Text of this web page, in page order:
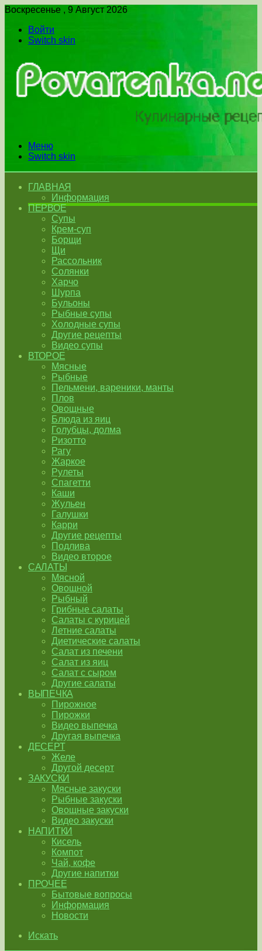
Воскресенье , 9 Август 2026
Войти
Switch skin
Меню
Switch skin
ГЛАВНАЯ
Информация
ПЕРВОЕ
Супы
Крем-суп
Борщи
Щи
Рассольник
Солянки
Харчо
Шурпа
Бульоны
Рыбные супы
Холодные супы
Другие рецепты
Видео супы
ВТОРОЕ
Мясные
Рыбные
Пельмени, вареники, манты
Плов
Овощные
Блюда из яиц
Голубцы, долма
Ризотто
Рагу
Жаркое
Рулеты
Спагетти
Каши
Жульен
Галушки
Карри
Другие рецепты
Подлива
Видео второе
САЛАТЫ
Мясной
Овощной
Рыбный
Грибные салаты
Салаты с курицей
Летние салаты
Диетические салаты
Салат из печени
Салат из яиц
Салат с сыром
Другие салаты
ВЫПЕЧКА
Пирожное
Пирожки
Видео выпечка
Другая выпечка
ДЕСЕРТ
Желе
Другой десерт
ЗАКУСКИ
Мясные закуски
Рыбные закуски
Овощные закуски
Видео закуски
НАПИТКИ
Кисель
Компот
Чай, кофе
Другие напитки
ПРОЧЕЕ
Бытовые вопросы
Информация
Новости
Искать